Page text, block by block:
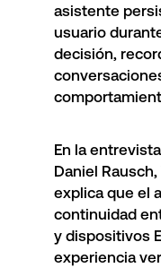
asistente
usuario
decisión,
En la
Daniel
explica que el
continuidad
y dispositivos
experiencia